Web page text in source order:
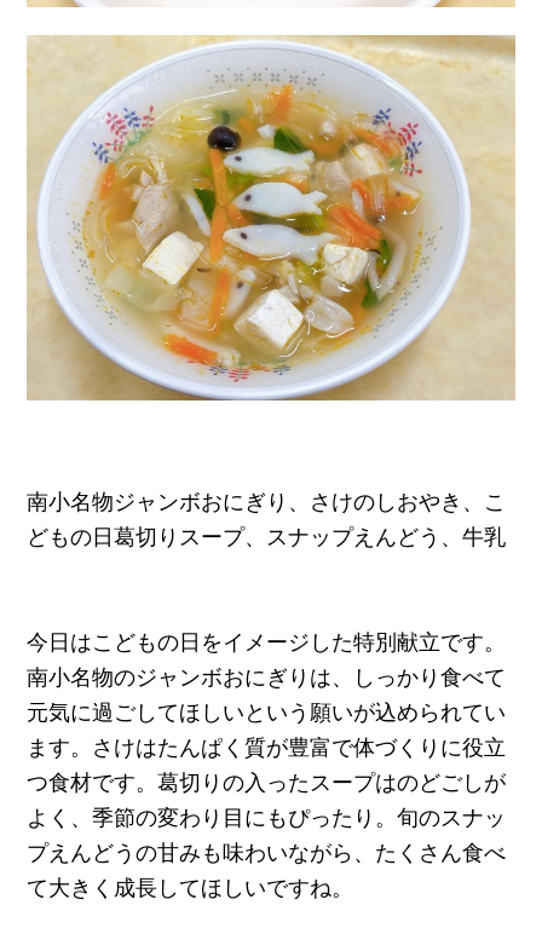
南小名物ジャンボおにぎり、さけのしおやき、こ
どもの日葛切りスープ、スナップえんどう、牛乳
今日はこどもの日をイメージした特別献立です。
南小名物のジャンボおにぎりは、しっかり食べて
元気に過ごしてほしいという願いが込められてい
ます。さけはたんぱく質が豊富で体づくりに役立
つ食材です。葛切りの入ったスープはのどごしが
よく、季節の変わり目にもぴったり。旬のスナッ
プえんどうの甘みも味わいながら、たくさん食べ
て大きく成長してほしいですね。